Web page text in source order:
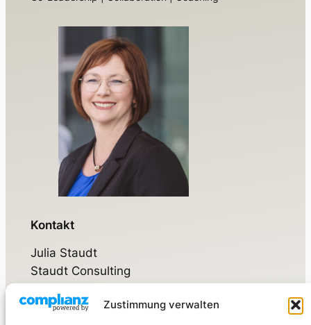
Zustimmung verwalten
Kontakt
Julia Staudt
Staudt Consulting